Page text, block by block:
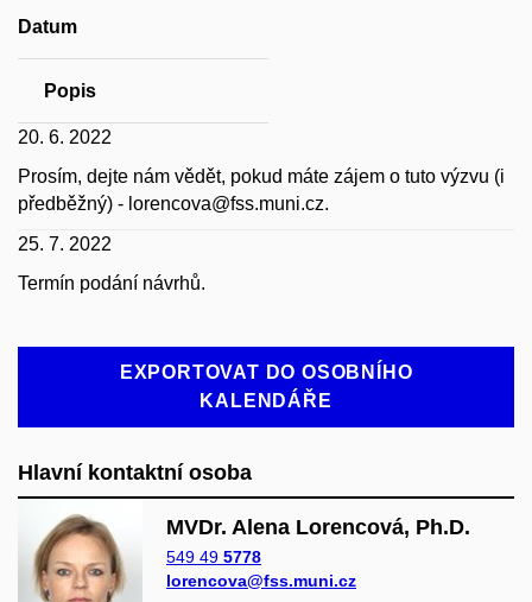
Datum
Popis
20. 6. 2022
Prosím, dejte nám vědět, pokud máte zájem o tuto výzvu (i
předběžný) - lorencova@fss.muni.cz.
25. 7. 2022
Termín podání návrhů.
EXPORTOVAT DO OSOBNÍHO
KALENDÁŘE
Hlavní kontaktní osoba
MVDr. Alena Lorencová, Ph.D.
549 49 5778
lorencova@fss.muni.cz